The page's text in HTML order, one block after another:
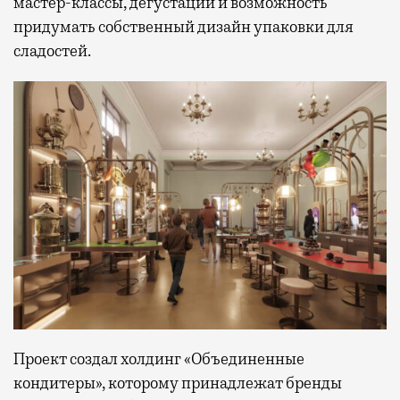
в лаунжах. В аэропортах их обычно
несколько — в разных зонах воздушных
гаваней. На некоторых вокзалах — тоже.
Лаунжи доступны на Ленинградском,
Павелецком, Казанском, Ярославском
и Курском вокзалах.Попасть в бизнес-залы
могут держатели карт Mir Supreme. Причем
не только в столице. Всего доступно более
1000 бизнес-залов по всему миру.
придумать собственный дизайн упаковки для
сладостей.
Проект создал холдинг «Объединенные
кондитеры», которому принадлежат бренды